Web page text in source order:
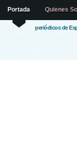
periódicos de
Portada Quienes